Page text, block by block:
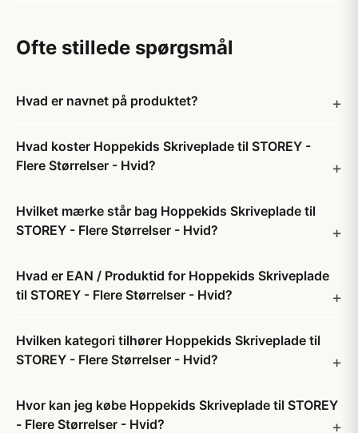
Ofte stillede spørgsmål
Hvad er navnet på produktet?
Hvad koster Hoppekids Skriveplade til STOREY -
Flere Størrelser - Hvid?
Hvilket mærke står bag Hoppekids Skriveplade til
STOREY - Flere Størrelser - Hvid?
Hvad er EAN / Produktid for Hoppekids Skriveplade
til STOREY - Flere Størrelser - Hvid?
Hvilken kategori tilhører Hoppekids Skriveplade til
STOREY - Flere Størrelser - Hvid?
Hvor kan jeg købe Hoppekids Skriveplade til STOREY
- Flere Størrelser - Hvid?